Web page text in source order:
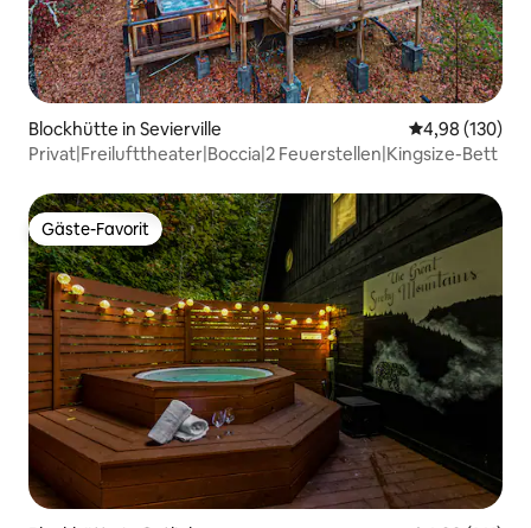
Blockhütte in Sevierville
4,98 (130)
Privat|Freilufttheater|Boccia|2 Feuerstellen|Kingsize-Bett
Gäste-Favorit
Gäste-Favorit